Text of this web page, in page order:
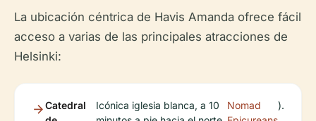
La ubicación céntrica de Havis Amanda ofrece fácil
acceso a varias de las principales atracciones de
Helsinki:
Catedral
Icónica iglesia blanca, a 10
Nomad
).